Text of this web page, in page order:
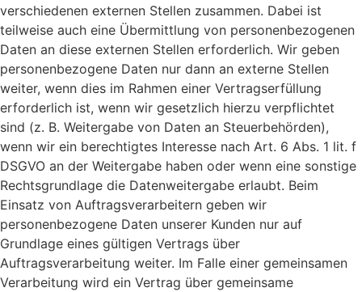
verschiedenen externen Stellen zusammen. Dabei ist
teilweise auch eine Übermittlung von personenbezogenen
Daten an diese externen Stellen erforderlich. Wir geben
personenbezogene Daten nur dann an externe Stellen
weiter, wenn dies im Rahmen einer Vertragserfüllung
erforderlich ist, wenn wir gesetzlich hierzu verpflichtet
sind (z. B. Weitergabe von Daten an Steuerbehörden),
wenn wir ein berechtigtes Interesse nach Art. 6 Abs. 1 lit. f
DSGVO an der Weitergabe haben oder wenn eine sonstige
Rechtsgrundlage die Datenweitergabe erlaubt. Beim
Einsatz von Auftragsverarbeitern geben wir
personenbezogene Daten unserer Kunden nur auf
Grundlage eines gültigen Vertrags über
Auftragsverarbeitung weiter. Im Falle einer gemeinsamen
Verarbeitung wird ein Vertrag über gemeinsame